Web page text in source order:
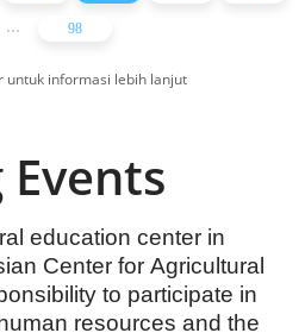
... 98
untuk informasi lebih lanjut
education center in
Center for Agricultural
to participate in
resources and the